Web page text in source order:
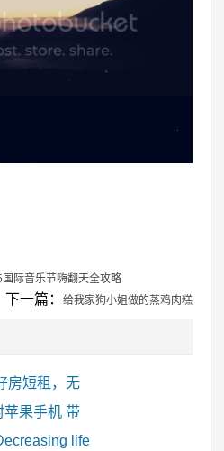
际音乐节嗨翻天全攻略
下一篇： 给我家狗小姐做的蒸鸡肉糕
房短租，无
苹果手机 带
life